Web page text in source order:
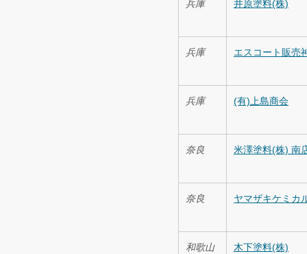
兵庫 井原塗料(株)
兵庫 エスコート販売
兵庫 (有)上島商会
奈良 米澤塗料(株) 南
奈良 ヤマザキケミカ
和歌山 木下塗料(株)